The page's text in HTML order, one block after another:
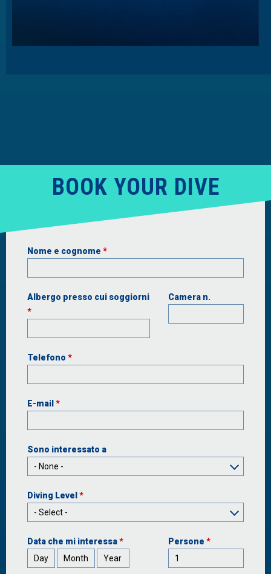
BOOK YOUR DIVE
Nome e cognome *
Albergo presso cui soggiorni
*
Camera n.
Telefono *
E-mail *
Sono interessato a
Diving Level *
Data che mi interessa*
Day
Month Year
Persone *